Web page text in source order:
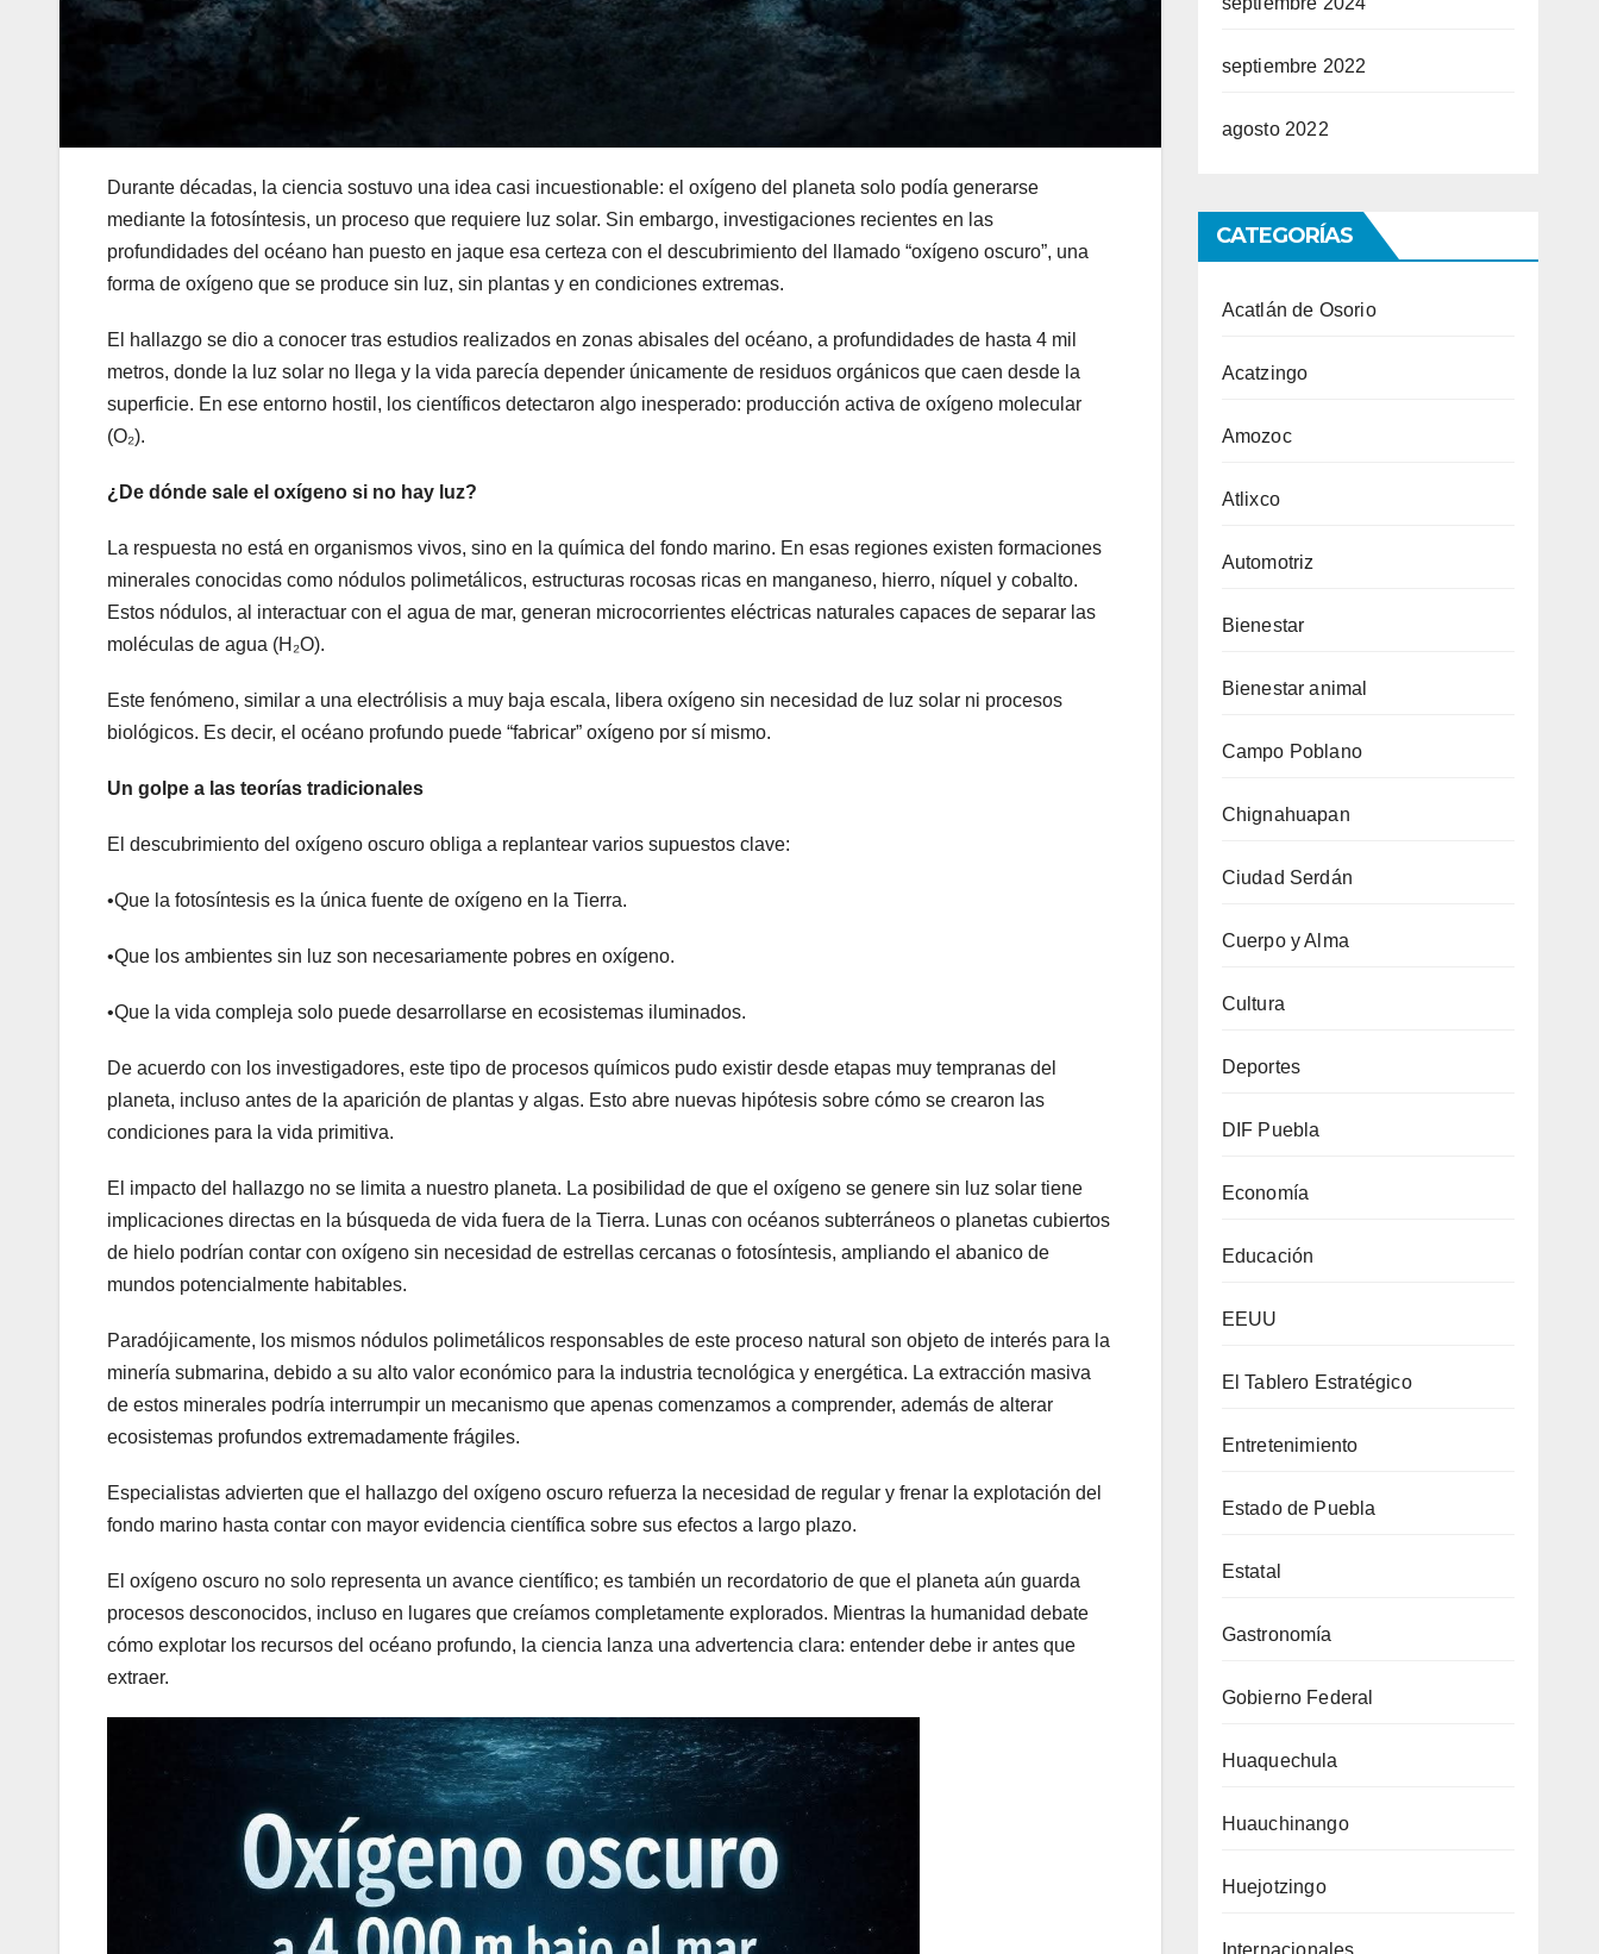
Durante décadas, la ciencia sostuvo una idea casi incuestionable: el oxígeno del planeta solo podía generarse
mediante la fotosíntesis, un proceso que requiere luz solar. Sin embargo, investigaciones recientes en las
profundidades del océano han puesto en jaque esa certeza con el descubrimiento del llamado “oxígeno oscuro”, una
forma de oxígeno que se produce sin luz, sin plantas y en condiciones extremas.
El hallazgo se dio a conocer tras estudios realizados en zonas abisales del océano, a profundidades de hasta 4 mil
metros, donde la luz solar no llega y la vida parecía depender únicamente de residuos orgánicos que caen desde la
superficie. En ese entorno hostil, los científicos detectaron algo inesperado: producción activa de oxígeno molecular
(O₂).
¿De dónde sale el oxígeno si no hay luz?
La respuesta no está en organismos vivos, sino en la química del fondo marino. En esas regiones existen formaciones
minerales conocidas como nódulos polimetálicos, estructuras rocosas ricas en manganeso, hierro, níquel y cobalto.
Estos nódulos, al interactuar con el agua de mar, generan microcorrientes eléctricas naturales capaces de separar las
moléculas de agua (H₂O).
Este fenómeno, similar a una electrólisis a muy baja escala, libera oxígeno sin necesidad de luz solar ni procesos
biológicos. Es decir, el océano profundo puede “fabricar” oxígeno por sí mismo.
Un golpe a las teorías tradicionales
El descubrimiento del oxígeno oscuro obliga a replantear varios supuestos clave:
•Que la fotosíntesis es la única fuente de oxígeno en la Tierra.
•Que los ambientes sin luz son necesariamente pobres en oxígeno.
•Que la vida compleja solo puede desarrollarse en ecosistemas iluminados.
De acuerdo con los investigadores, este tipo de procesos químicos pudo existir desde etapas muy tempranas del
planeta, incluso antes de la aparición de plantas y algas. Esto abre nuevas hipótesis sobre cómo se crearon las
condiciones para la vida primitiva.
El impacto del hallazgo no se limita a nuestro planeta. La posibilidad de que el oxígeno se genere sin luz solar tiene
implicaciones directas en la búsqueda de vida fuera de la Tierra. Lunas con océanos subterráneos o planetas cubiertos
de hielo podrían contar con oxígeno sin necesidad de estrellas cercanas o fotosíntesis, ampliando el abanico de
mundos potencialmente habitables.
Paradójicamente, los mismos nódulos polimetálicos responsables de este proceso natural son objeto de interés para la
minería submarina, debido a su alto valor económico para la industria tecnológica y energética. La extracción masiva
de estos minerales podría interrumpir un mecanismo que apenas comenzamos a comprender, además de alterar
ecosistemas profundos extremadamente frágiles.
Especialistas advierten que el hallazgo del oxígeno oscuro refuerza la necesidad de regular y frenar la explotación del
fondo marino hasta contar con mayor evidencia científica sobre sus efectos a largo plazo.
El oxígeno oscuro no solo representa un avance científico; es también un recordatorio de que el planeta aún guarda
procesos desconocidos, incluso en lugares que creíamos completamente explorados. Mientras la humanidad debate
cómo explotar los recursos del océano profundo, la ciencia lanza una advertencia clara: entender debe ir antes que
extraer.
septiembre 2022
agosto 2022
CATEGORÍAS
Acatlán de Osorio
Acatzingo
Amozoc
Atlixco
Automotriz
Bienestar
Bienestar animal
Campo Poblano
Chignahuapan
Ciudad Serdán
Cuerpo y Alma
Cultura
Deportes
DIF Puebla
Economía
Educación
EEUU
El Tablero Estratégico
Entretenimiento
Estado de Puebla
Estatal
Gastronomía
Gobierno Federal
Huaquechula
Huauchinango
Huejotzingo